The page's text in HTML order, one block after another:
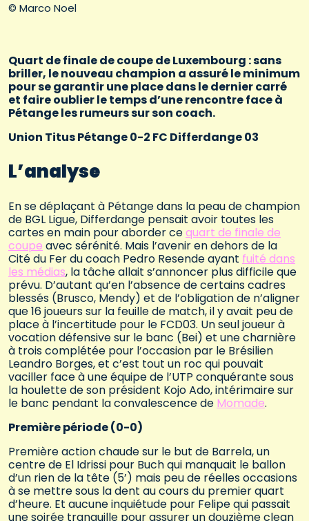
© Marco Noel
Quart de finale de coupe de Luxembourg : sans
briller, le nouveau champion a assuré le minimum
pour se garantir une place dans le dernier carré
et faire oublier le temps d’une rencontre face à
Pétange les rumeurs sur son coach.
Union Titus Pétange 0-2 FC Differdange 03
L’analyse
En se déplaçant à Pétange dans la peau de champion
de BGL Ligue, Differdange pensait avoir toutes les
cartes en main pour aborder cequart de finale de
coupe avec sérénité. Mais l’avenir en dehors de la
Cité du Fer du coach Pedro Resende ayant fuité dans
les médias, la tâche allait s’annoncer plus difficile que
prévu. D’autant qu’en l’absence de certains cadres
blessés (Brusco, Mendy) et de l’obligation de n’aligner
que 16 joueurs sur la feuille de match, il y avait peu de
place à l’incertitude pour le FCD03. Un seul joueur à
vocation défensive sur le banc (Bei) et une charnière
à trois complétée pour l’occasion par le Brésilien
Leandro Borges, et c’est tout un roc qui pouvait
vaciller face à une équipe de l’UTP conquérante sous
la houlette de son président Kojo Ado, intérimaire sur
le banc pendant la convalescence de Momade.
Première période (0-0)
Première action chaude sur le but de Barrela, un
centre de El Idrissi pour Buch qui manquait le ballon
d’un rien de la tête (5’) mais peu de réelles occasions
à se mettre sous la dent au cours du premier quart
d’heure. Et aucune inquiétude pour Felipe qui passait
une soirée tranquille pour assurer un douzième clean